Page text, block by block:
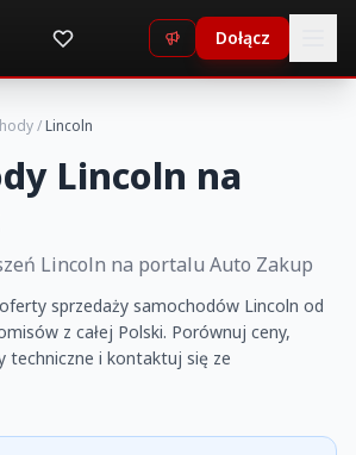
Dołącz
/Lincoln
Lincoln na
Lincoln na portalu Auto Zakup
sprzedaży samochodów Lincoln od
z całej Polski. Porównuj ceny,
techniczne i kontaktuj się ze